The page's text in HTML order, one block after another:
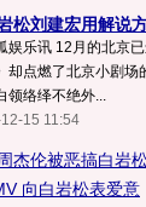
松刘建宏用解说
娱乐讯 12月的北京
却点燃了北京小剧场
领络绎不绝外...
15 11:54
杰伦被恶搞白岩
向白岩松表爱意